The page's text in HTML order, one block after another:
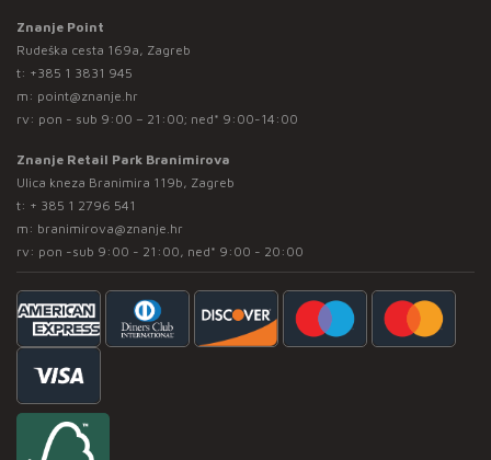
Znanje Point
Rudeška cesta 169a, Zagreb
t: +385 1 3831 945
m: point@znanje.hr
rv: pon - sub 9:00 – 21:00; ned* 9:00-14:00
Znanje Retail Park Branimirova
Ulica kneza Branimira 119b, Zagreb
t: + 385 1 2796 541
m: branimirova@znanje.hr
rv: pon -sub 9:00 - 21:00, ned* 9:00 - 20:00